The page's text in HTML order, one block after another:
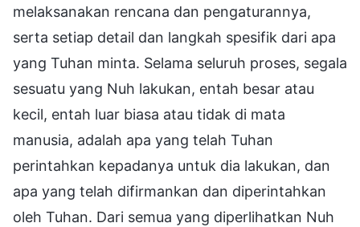
melaksanakan rencana dan pengaturannya,
serta setiap detail dan langkah spesifik dari apa
yang Tuhan minta. Selama seluruh proses, segala
sesuatu yang Nuh lakukan, entah besar atau
kecil, entah luar biasa atau tidak di mata
manusia, adalah apa yang telah Tuhan
perintahkan kepadanya untuk dia lakukan, dan
apa yang telah difirmankan dan diperintahkan
oleh Tuhan. Dari semua yang diperlihatkan Nuh